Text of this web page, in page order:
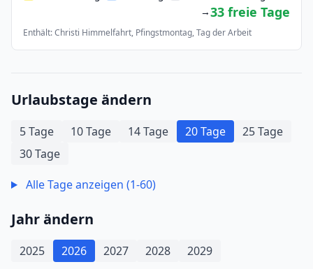
→33 freie Tage
Enthält: Christi Himmelfahrt, Pfingstmontag, Tag der Arbeit
Urlaubstage ändern
5 Tage 10 Tage 14 Tage 20 Tage
25 Tage
30 Tage
Alle Tage anzeigen (1-60)
Jahr ändern
2025 2026 2027 2028 2029